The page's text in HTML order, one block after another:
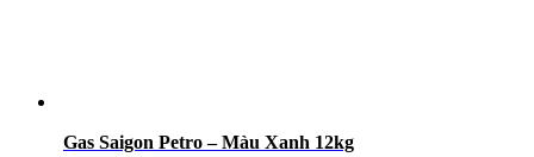
Gas Saigon Petro – Màu Xanh 12kg